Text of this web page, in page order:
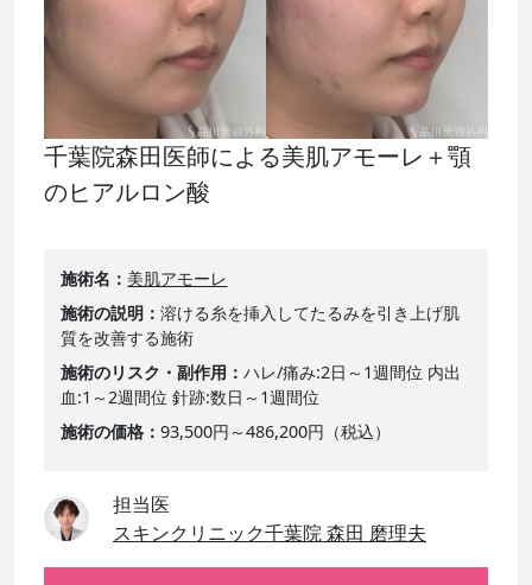
千葉院森田医師による美肌アモーレ＋顎
のヒアルロン酸
施術名
美肌アモーレ
施術の説明
溶ける糸を挿入してたるみを引き上げ肌
質を改善する施術
施術のリスク・副作用
ハレ/痛み:2日～1週間位 内出
血:1～2週間位 針跡:数日～1週間位
施術の価格
93,500円～486,200円（税込）
担当医
スキンクリニック千葉院 森田 磨理夫